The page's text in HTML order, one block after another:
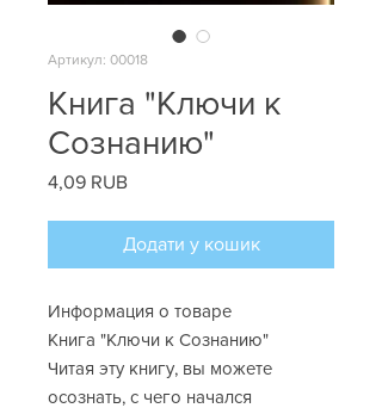
Артикул: 00018
Книга "Ключи к
Сознанию"
4,09 RUBЦіна
Додати у кошик
Информация о товаре
Книга "Ключи к Сознанию"
Читая эту книгу, вы можете
осознать, с чего начался